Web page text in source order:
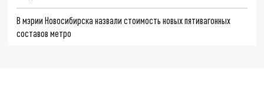
В мэрии Новосибирска назвали стоимость новых пятивагонных
составов метро